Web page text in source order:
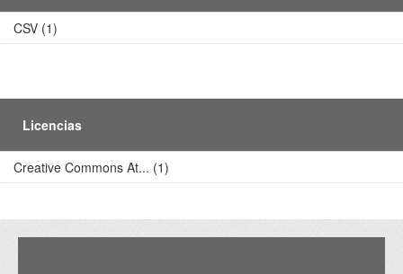
CSV (1)
Licencias
Creative Commons At... (1)